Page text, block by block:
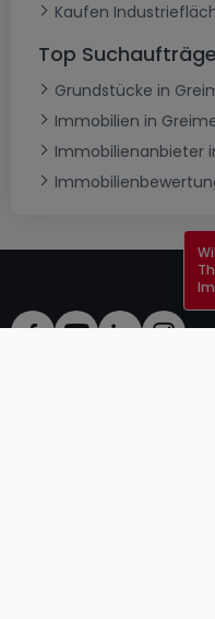
Kaufen
Top Suchaufträge
Grundstücke in
Immobilien in
Immobilienanbieter